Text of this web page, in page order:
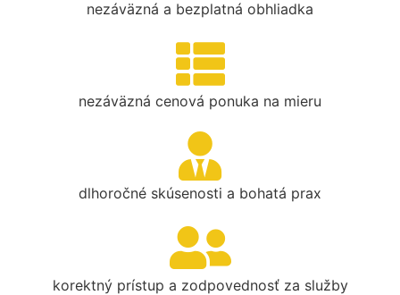
nezáväzná a bezplatná obhliadka
nezáväzná cenová ponuka na mieru
dlhoročné skúsenosti a bohatá prax
korektný prístup a zodpovednosť za služby